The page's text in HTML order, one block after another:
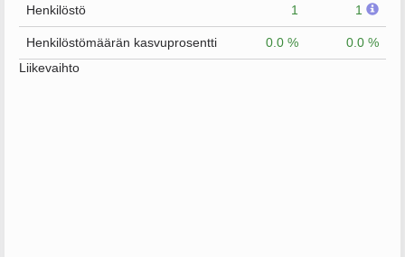
Henkilöstö 1 1
Henkilöstömäärän kasvuprosentti 0.0 %
0.0 %
Liikevaihto